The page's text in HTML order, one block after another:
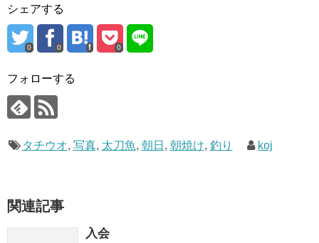
シェアする
0 0 0
フォローする
タチウオ, 写真, 太刀魚, 朝日 , 朝焼け, 釣り koj
関連記事
入会